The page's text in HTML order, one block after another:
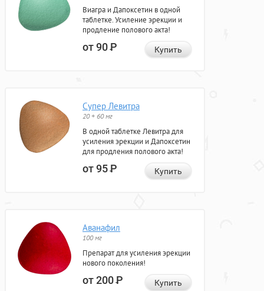
Виагра и Дапоксетин в одной
таблетке. Усиление эрекции и
продление полового акта!
от 90Р Купить
Супер Левитра
20 + 60 мг
В одной таблетке Левитра для
усиления эрекции и Дапоксетин
для продления полового акта!
от 95Р Купить
Аванафил
100 мг
Препарат для усиления эрекции
нового поколения!
от 200Р Купить